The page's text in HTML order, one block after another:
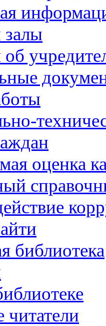
оценка
библиотека